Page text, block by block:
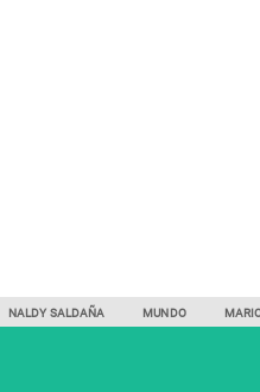
NALDY SALDAÑA MUNDO